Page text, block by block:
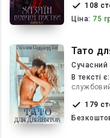
108
Ціна: 75
Тато
В текcті є:
179